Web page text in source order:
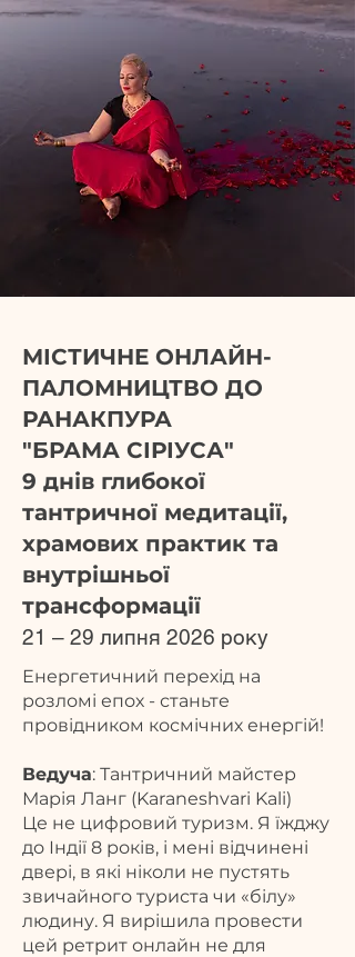
МІСТИЧНЕ ОНЛАЙН-
ПАЛОМНИЦТВО ДО
РАНАКПУРА
"БРАМА СІРІУСА"
9 днів глибокої
тантричної медитації,
храмових практик та
внутрішньої
трансформації
21 – 29 липня 2026 року
Енергетичний перехід на
розломі епох - станьте
провідником космічних енергій!
Ведуча: Тантричний майстер
Марія Ланг (Karaneshvari Kali)
Це не цифровий туризм. Я їжджу
до Індії 8 років, і мені відчинені
двері, в які ніколи не пустять
звичайного туриста чи «білу»
людину. Я вирішила провести
цей ретрит онлайн не для